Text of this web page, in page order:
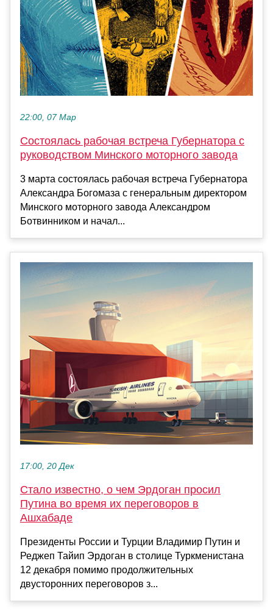
22:00, 07 Мар
Состоялась рабочая встреча Губернатора с
руководством Минского моторного завода
3 марта состоялась рабочая встреча Губернатора
Александра Богомаза с генеральным директором
Минского моторного завода Александром
Ботвинником и начал...
17:00, 20 Дек
Стало известно, о чем Эрдоган просил
Путина во время их переговоров в
Ашхабаде
Президенты России и Турции Владимир Путин и
Реджеп Тайип Эрдоган в столице Туркменистана
12 декабря помимо продолжительных
двусторонних переговоров з...